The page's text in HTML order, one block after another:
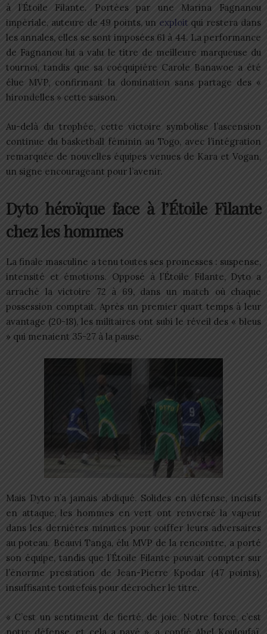
à l’Étoile Filante. Portées par une Marina Fagnanou
impériale, auteure de 49 points, un exploit qui restera dans
les annales, elles se sont imposées 61 à 44. La performance
de Fagnanou lui a valu le titre de meilleure marqueuse du
tournoi, tandis que sa coéquipière Carole Banawoe a été
élue MVP, confirmant la domination sans partage des «
hirondelles » cette saison.
Au-delà du trophée, cette victoire symbolise l’ascension
continue du basketball féminin au Togo, avec l’intégration
remarquée de nouvelles équipes venues de Kara et Vogan,
un signe encourageant pour l’avenir.
Dyto héroïque face à l’Étoile Filante
chez les hommes
La finale masculine a tenu toutes ses promesses : suspense,
intensité et émotions. Opposé à l’Étoile Filante, Dyto a
arraché la victoire 72 à 69, dans un match où chaque
possession comptait. Après un premier quart temps à leur
avantage (20-18), les militaires ont subi le réveil des « bleus
» qui menaient 35-27 à la pause.
Mais Dyto n’a jamais abdiqué. Solides en défense, incisifs
en attaque, les hommes en vert ont renversé la vapeur
dans les dernières minutes pour coiffer leurs adversaires
au poteau. Beauvi Tanga, élu MVP de la rencontre, a porté
son équipe, tandis que l’Étoile Filante pouvait compter sur
l’énorme prestation de Jean-Pierre Kpodar (47 points),
insuffisante toutefois pour décrocher le titre.
« C’est un sentiment de fierté, de joie. Notre force, c’est